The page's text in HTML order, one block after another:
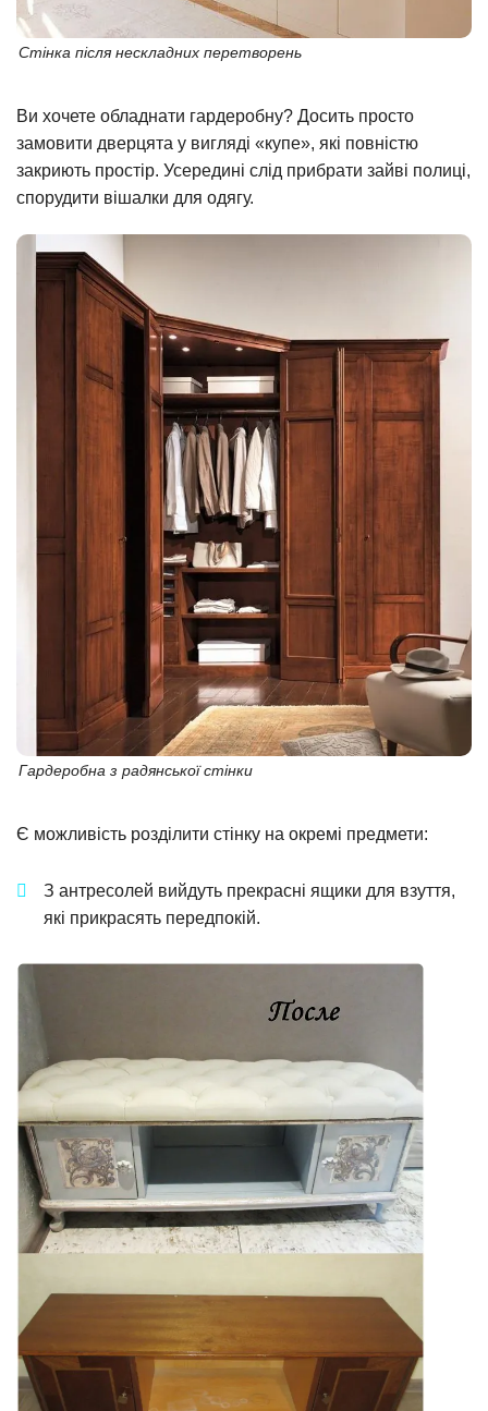
Стінка після нескладних перетворень
Ви хочете обладнати гардеробну? Досить просто
замовити дверцята у вигляді «купе», які повністю
закриють простір. Усередині слід прибрати зайві полиці,
спорудити вішалки для одягу.
Гардеробна з радянської стінки
Є можливість розділити стінку на окремі предмети:
З антресолей вийдуть прекрасні ящики для взуття,
які прикрасять передпокій.